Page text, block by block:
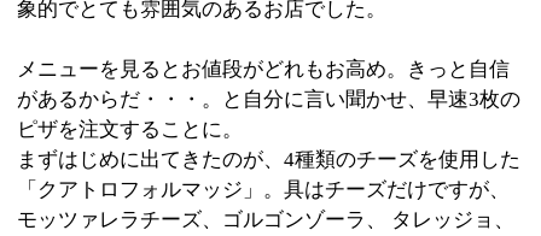
があり美味しかった～。
トマトベースににんにく、オレガノ、アンチョビの入
った「ピッツアロマーナ」はお値段もリーズナブルで
おすすめです。
あさり、ムール貝、えび、たこ、イカが入った漁師風
魚介のリゾットはおススメです。やや小ぶりですが、
ごはんに魚介のエキスがしみて本当に美味しかったで
す。出てきて1分でなくなりました（笑）。